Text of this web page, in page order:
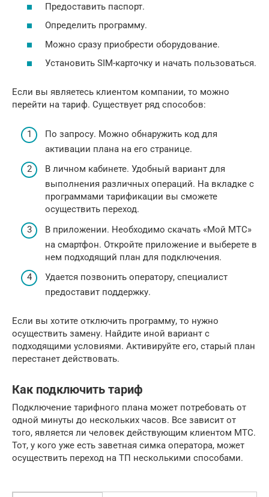
Предоставить паспорт.
Определить программу.
Можно сразу приобрести оборудование.
Установить SIM-карточку и начать пользоваться.
Если вы являетесь клиентом компании, то можно
перейти на тариф. Существует ряд способов:
По запросу. Можно обнаружить код для
активации плана на его странице.
В личном кабинете. Удобный вариант для
выполнения различных операций. На вкладке с
программами тарификации вы сможете
осуществить переход.
В приложении. Необходимо скачать «Мой МТС»
на смартфон. Откройте приложение и выберете в
нем подходящий план для подключения.
Удается позвонить оператору, специалист
предоставит поддержку.
Если вы хотите отключить программу, то нужно
осуществить замену. Найдите иной вариант с
подходящими условиями. Активируйте его, старый план
перестанет действовать.
Как подключить тариф
Подключение тарифного плана может потребовать от
одной минуты до нескольких часов. Все зависит от
того, является ли человек действующим клиентом МТС.
Тот, у кого уже есть заветная симка оператора, может
осуществить переход на ТП несколькими способами.